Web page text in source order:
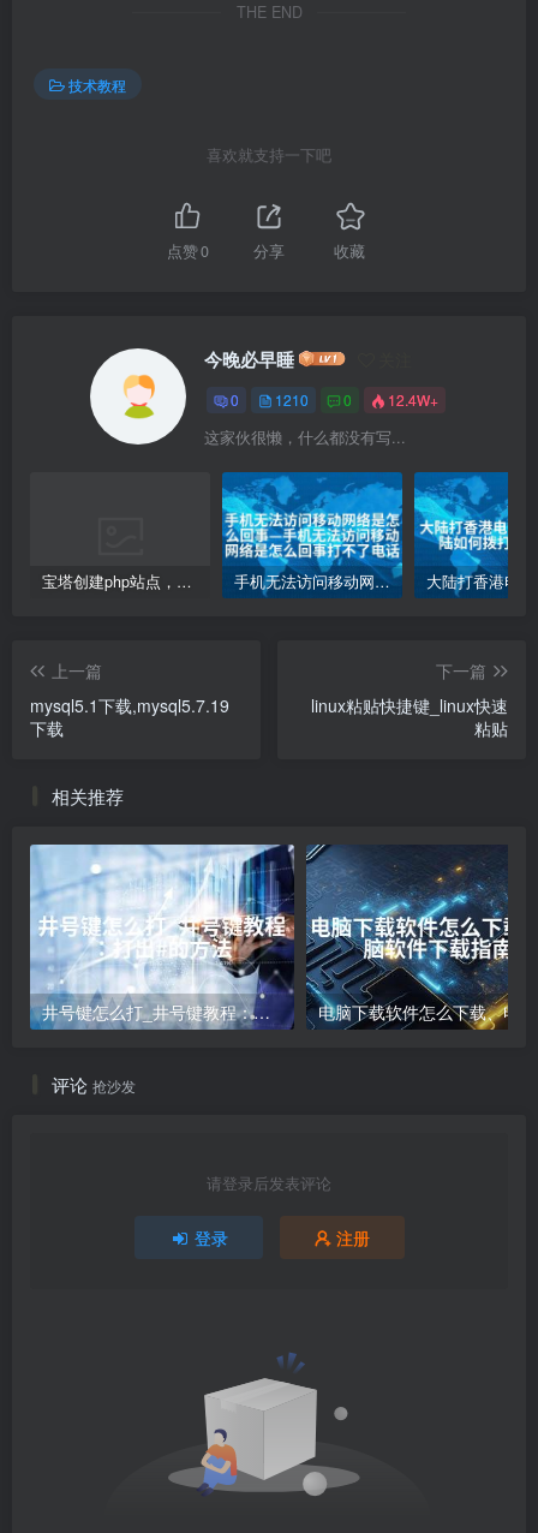
THE END
技术教程
喜欢就支持一下吧
点赞0 分享 收藏
今晚必早睡
0 1210 0 12.4W+
这家伙很懒，什么都没有写...
宝塔创建php站点，访问网站php代码不执行变成下载的解决方案 手机无法访问移动网络是怎么回事—手机无法访问移动网络是怎么回事打不了电话
上一篇
mysql5.1下载,mysql5.7.19
下载
下一篇
linux粘贴快捷键_linux快速
粘贴
相关推荐
井号键怎么打_井号键教程：打出#的方法
评论 抢沙发
请登录后发表评论
登录 注册